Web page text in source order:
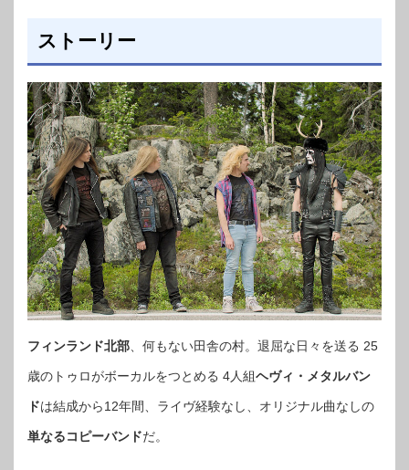
ストーリー
フィンランド北部 、何もない田舎の村。退屈な日々を送る 25
歳のトゥロがボーカルをつとめる 4人組ヘヴィ・メタルバン
ドは結成から12年間、ライヴ経験なし、オリジナル曲なしの
単なるコピーバンドだ。